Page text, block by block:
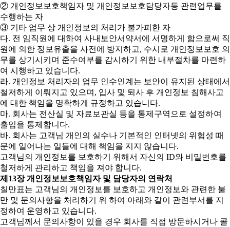
② 개인정보보호책임자 및 개인정보보호담당자등 관련업무를
수행하는 자
③ 기타 업무 상 개인정보의 처리가 불가피한 자
다. 전 임직원에 대하여 사내보안서약서에 서명하게 함으로써 직
원에 의한 정보유출을 사전에 방지하고, 수시로 개인정보보호 의
무를 상기시키며 준수여부를 감시하기 위한 내부절차를 마련하
여 시행하고 있습니다.
라. 개인정보 처리자의 업무 인수인계는 보안이 유지된 상태에서
철저하게 이뤄지고 있으며, 입사 및 퇴사 후 개인정보 침해사고
에 대한 책임을 명확하게 규정하고 있습니다.
마. 회사는 전산실 및 자료보관실 등을 통제구역으로 설정하여
출입을 통제합니다.
바. 회사는 고객님 개인의 실수나 기본적인 인터넷의 위험성 때
문에 일어나는 일들에 대해 책임을 지지 않습니다.
고객님의 개인정보를 보호하기 위해서 자신의 ID와 비밀번호를
철저하게 관리하고 책임을 져야 합니다.
제13장 개인정보보호책임자 및 담당자의 연락처
칠만표는 고객님의 개인정보를 보호하고 개인정보와 관련한 불
만 및 문의사항을 처리하기 위 하여 아래와 같이 관련부서를 지
정하여 운영하고 있습니다.
고객님께서 문의사항이 있을 경우 회사를 직접 방문하시거나 콜